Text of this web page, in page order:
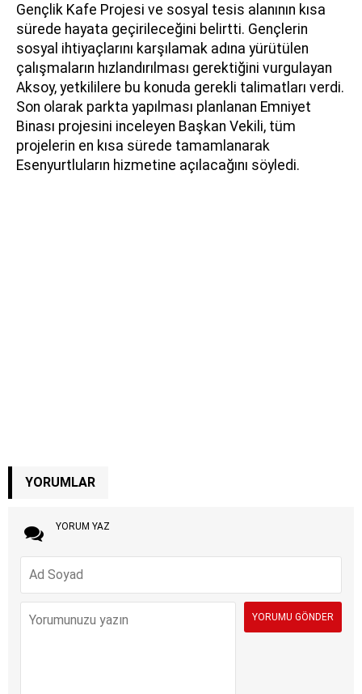
Gençlik Kafe Projesi ve sosyal tesis alanının kısa
sürede hayata geçirileceğini belirtti. Gençlerin
sosyal ihtiyaçlarını karşılamak adına yürütülen
çalışmaların hızlandırılması gerektiğini vurgulayan
Aksoy, yetkililere bu konuda gerekli talimatları verdi.
Son olarak parkta yapılması planlanan Emniyet
Binası projesini inceleyen Başkan Vekili, tüm
projelerin en kısa sürede tamamlanarak
Esenyurtluların hizmetine açılacağını söyledi.
YORUMLAR
YORUM YAZ